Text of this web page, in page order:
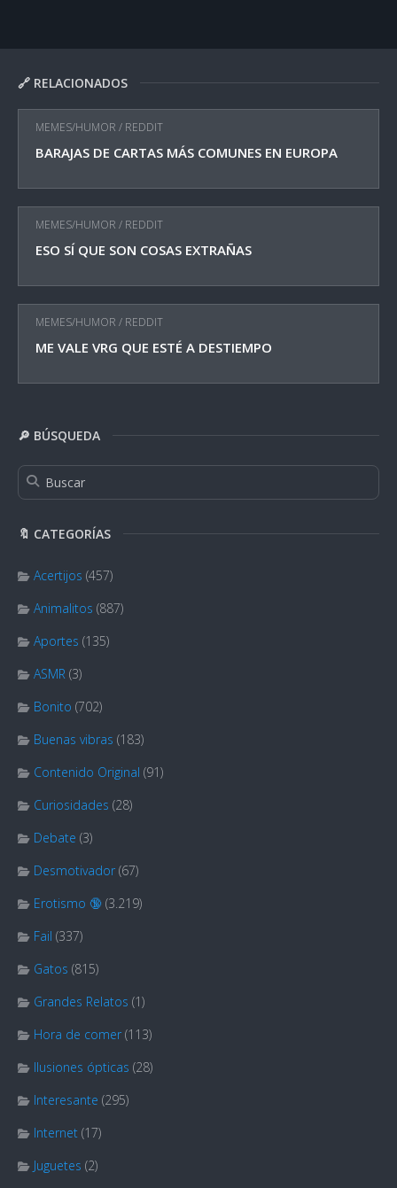
🔗 RELACIONADOS
MEMES/HUMOR / REDDIT
BARAJAS DE CARTAS MÁS COMUNES EN EUROPA
MEMES/HUMOR / REDDIT
ESO SÍ QUE SON COSAS EXTRAÑAS
MEMES/HUMOR / REDDIT
ME VALE VRG QUE ESTÉ A DESTIEMPO
🔎 BÚSQUEDA
🔖 CATEGORÍAS
Acertijos (457)
Animalitos (887)
Aportes (135)
ASMR (3)
Bonito (702)
Buenas vibras (183)
Contenido Original (91)
Curiosidades (28)
Debate (3)
Desmotivador (67)
Erotismo 🔞 (3.219)
Fail (337)
Gatos (815)
Grandes Relatos (1)
Hora de comer (113)
Ilusiones ópticas (28)
Interesante (295)
Internet (17)
Juguetes (2)